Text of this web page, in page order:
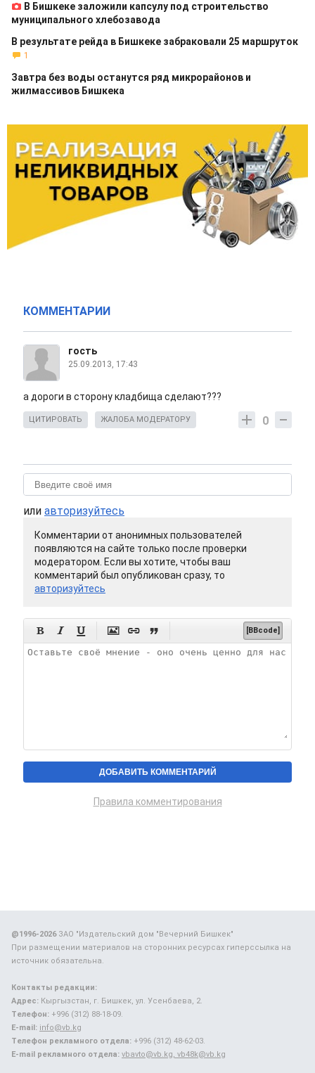
В Бишкеке заложили капсулу под строительство
муниципального хлебозавода
В результате рейда в Бишкеке забраковали 25 маршруток
1
Завтра без воды останутся ряд микрорайонов и
жилмассивов Бишкека
КОММЕНТАРИИ
гость
25.09.2013, 17:43
а дороги в сторону кладбища сделают???
0
ЦИТИРОВАТЬ ЖАЛОБА МОДЕРАТОРУ
или авторизуйтесь
Комментарии от анонимных пользователей
появляются на сайте только после проверки
модератором. Если вы хотите, чтобы ваш
комментарий был опубликован сразу, то
авторизуйтесь
      [BBcode]
Правила комментирования
@1996-2026ЗАО "Издательский дом "Вечерний Бишкек"
При размещении материалов на сторонних ресурсах гиперссылка на
источник обязательна.
Контакты редакции:
Адрес: Кыргызстан, г. Бишкек, ул. Усенбаева, 2.
Телефон: +996 (312) 88-18-09.
E-mail: info@vb.kg
Телефон рекламного отдела: +996 (312) 48-62-03.
E-mail рекламного отдела: vbavto@vb.kg, vb48k@vb.kg